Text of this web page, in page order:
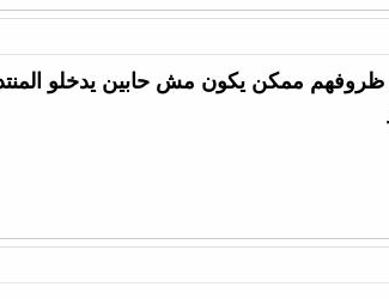
ممكن يكون مش حابين يدخلو